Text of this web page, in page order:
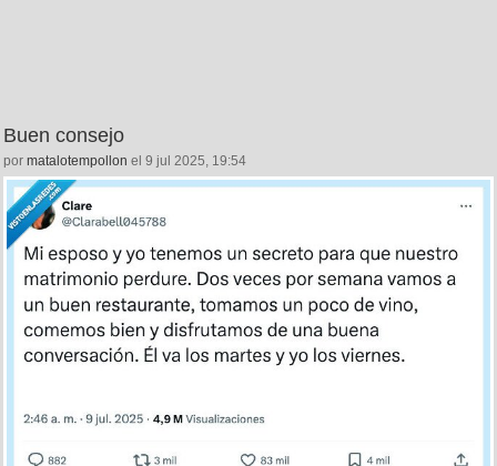
Buen consejo
por matalotempollon el 9 jul 2025, 19:54